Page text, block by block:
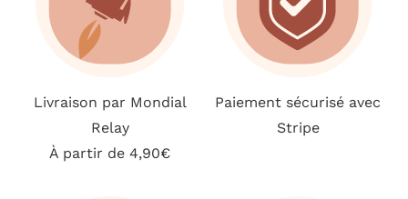
Livraison par Mondial
Relay
À partir de 4,90€
Paiement sécurisé avec
Stripe